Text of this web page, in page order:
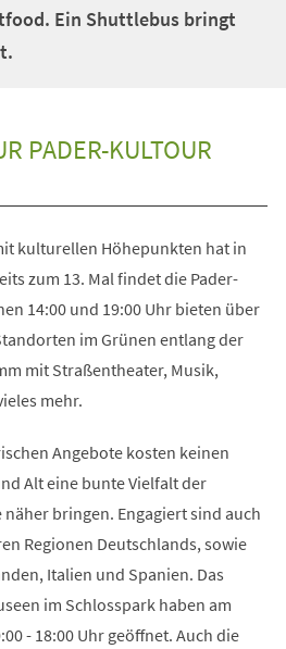
Ein Shuttlebus bringt
PADER-KULTOUR
kulturellen Höhepunkten hat in
zum 13. Mal findet die Pader-
14:00 und 19:00 Uhr bieten über
im Grünen entlang der
mit Straßentheater, Musik,
mehr.
Angebote kosten keinen
Alt eine bunte Vielfalt der
bringen. Engagiert sind auch
Regionen Deutschlands, sowie
Italien und Spanien. Das
im Schlosspark haben am
- 18:00 Uhr geöffnet. Auch die